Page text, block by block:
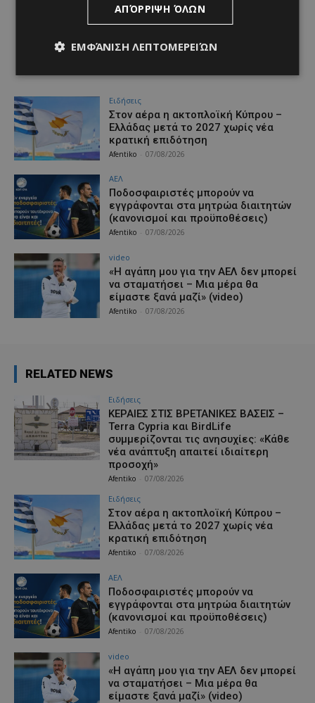
Ειδήσεις
Στον αέρα η ακτοπλοϊκή Κύπρου –
Ελλάδας μετά το 2027 χωρίς νέα
κρατική επιδότηση
Afentiko 07/08/2026
ΑΕΛ
Ποδοσφαιριστές μπορούν να
εγγράφονται στα μητρώα διαιτητών
(κανονισμοί και προϋποθέσεις)
Afentiko 07/08/2026
video
«Η αγάπη μου για την ΑΕΛ δεν μπορεί
να σταματήσει – Μια μέρα θα
είμαστε ξανά μαζί» (video)
Afentiko 07/08/2026
RELATED NEWS
Ειδήσεις
ΚΕΡΑΙΕΣ ΣΤΙΣ ΒΡΕΤΑΝΙΚΕΣ ΒΑΣΕΙΣ –
Terra Cypria και BirdLife
συμμερίζονται τις ανησυχίες: «Κάθε
νέα ανάπτυξη απαιτεί ιδιαίτερη
προσοχή»
Afentiko 07/08/2026
Ειδήσεις
Στον αέρα η ακτοπλοϊκή Κύπρου –
Ελλάδας μετά το 2027 χωρίς νέα
κρατική επιδότηση
Afentiko 07/08/2026
ΑΕΛ
Ποδοσφαιριστές μπορούν να
εγγράφονται στα μητρώα διαιτητών
(κανονισμοί και προϋποθέσεις)
Afentiko 07/08/2026
video
«Η αγάπη μου για την ΑΕΛ δεν μπορεί
να σταματήσει – Μια μέρα θα
είμαστε ξανά μαζί» (video)
ΑΠΌΡΡΙΨΗ ΌΛΩΝ
ΕΜΦΆΝΙΣΗ ΛΕΠΤΟΜΕΡΕΙΏΝ